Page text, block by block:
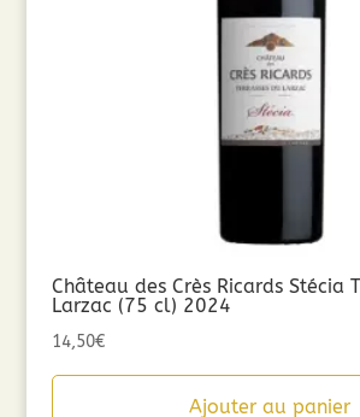
Château des Crès Ricards Stécia
Larzac (75 cl) 2024
14,50€
Ajouter au panier